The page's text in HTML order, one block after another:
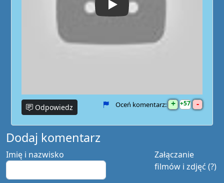
Play
Odpowiedz Oceń komentarz: + 57 -
Dodaj komentarz
Załączanie
filmów i zdjęć (?)
Imię i nazwisko